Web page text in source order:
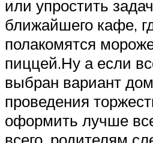
или упростить
ближайшего кафе,
полакомятся
пиццей.Ну а если
выбран вариант
проведения
оформить лучше